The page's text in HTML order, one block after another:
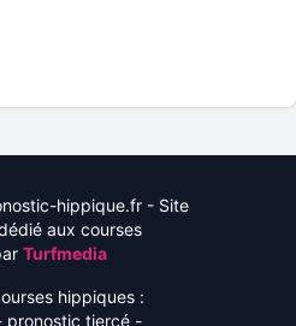
hippique.fr - Site
aux courses
Turfmedia
hippiques :
pronostic tiercé -